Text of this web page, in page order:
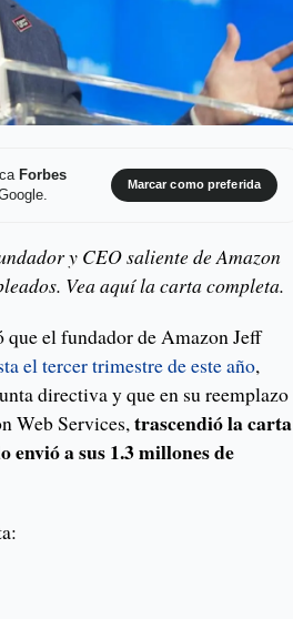
Forbes
Marcar como preferida
y CEO saliente de Amazon
Vea aquí la carta completa.
que el fundador de Amazon Jeff
el tercer trimestre de este año,
directiva y que en su reemplazo
Web Services,trascendió la carta
envió a sus 1.3 millones de